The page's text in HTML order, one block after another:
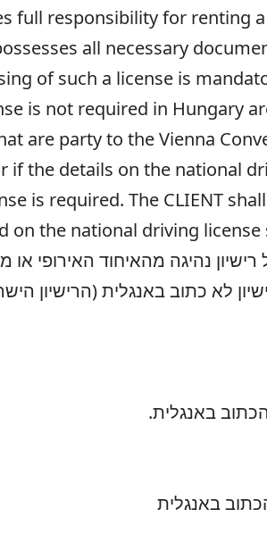
full responsibility for
all necessary
of such a license is
is not required in Hungary
are party to the Vienna
if the details on the national
is required. The CLIENT
on the national driving
נהיגה מהאיחוד האירופי
לא כתוב באנגלית (הרישיון
באנגלית.
באנגלית